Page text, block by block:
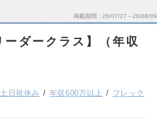
掲載期間 26/07/27～26/08/09
ダークラス】（年収
土日祝休み 年収600万以上
フレック